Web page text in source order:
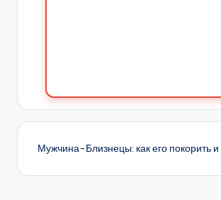
Мужчина-Близнецы: как его покорить